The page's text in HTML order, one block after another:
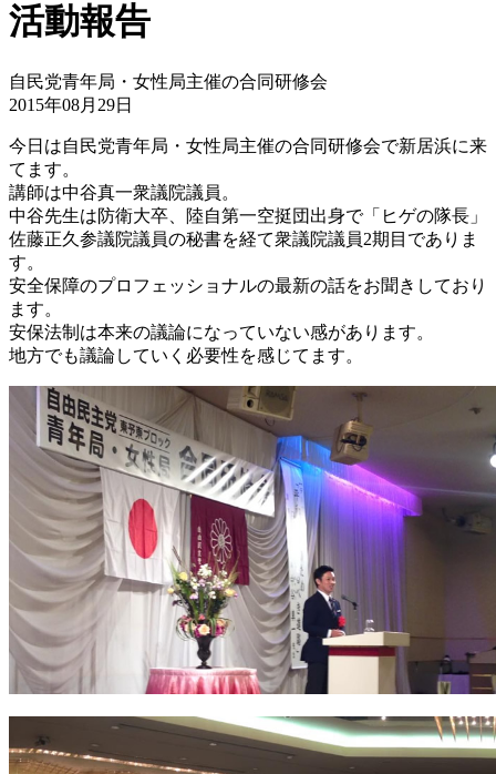
活動報告
自民党青年局・女性局主催の合同研修会
2015年08月29日
今日は自民党青年局・女性局主催の合同研修会で新居浜に来
てます。
講師は中谷真一衆議院議員。
中谷先生は防衛大卒、陸自第一空挺団出身で「ヒゲの隊長」
佐藤正久参議院議員の秘書を経て衆議院議員2期目でありま
す。
安全保障のプロフェッショナルの最新の話をお聞きしており
ます。
安保法制は本来の議論になっていない感があります。
地方でも議論していく必要性を感じてます。